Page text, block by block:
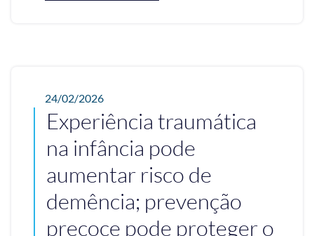
24/02/2026
Experiência traumática
na infância pode
aumentar risco de
demência; prevenção
precoce pode proteger o